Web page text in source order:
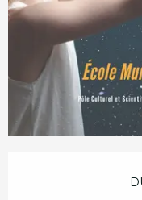
Ouverture et